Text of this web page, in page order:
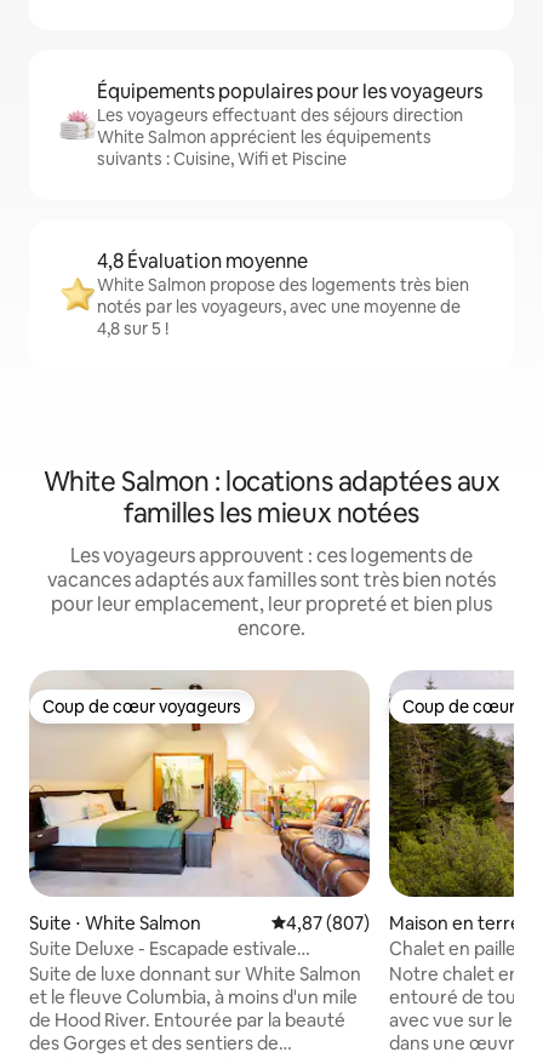
Équipements populaires pour les voyageurs
Les voyageurs effectuant des séjours direction
White Salmon apprécient les équipements
suivants : Cuisine, Wifi et Piscine
4,8 Évaluation moyenne
White Salmon propose des logements très bien
notés par les voyageurs, avec une moyenne de
4,8 sur 5 !
White Salmon : locations adaptées aux
familles les mieux notées
Les voyageurs approuvent : ces logements de
vacances adaptés aux familles sont très bien notés
pour leur emplacement, leur propreté et bien plus
encore.
Coup de cœur voyageurs
Coup de cœur voyageurs
Suite ⋅ White Salmon Évaluation moyenne sur la
4,87 (807)
Suite Deluxe - Escapade estivale
romantique
Suite de luxe donnant sur White Salmon
et le fleuve Columbia, à moins d'un mile
de Hood River. Entourée par la beauté
des Gorges et des sentiers de
Coup de cœur
Coup de cœur
Maison en terre ⋅
mon
Chalet en paille
montagne - Vues
Notre chalet en
entouré de tous
avec vue sur le mont
dans une œuvre